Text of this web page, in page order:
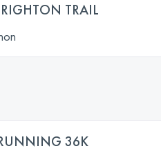
TRAIL
36K